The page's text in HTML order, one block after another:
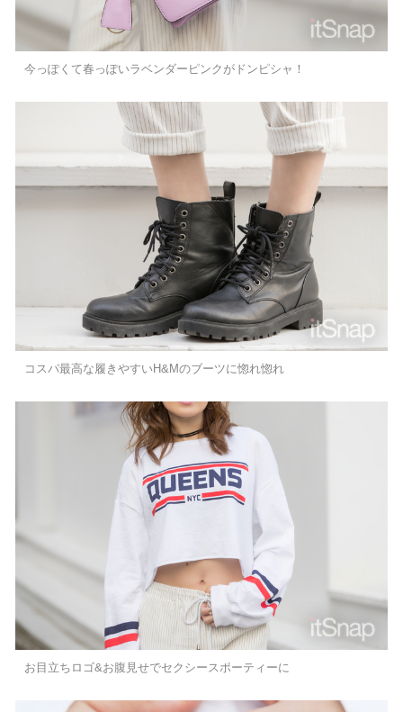
今っぽくて春っぽいラベンダーピンクがドンピシャ！
コスパ最高な履きやすいH&Mのブーツに惚れ惚れ
お目立ちロゴ&お腹見せでセクシースポーティーに